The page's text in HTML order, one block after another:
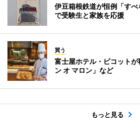
伊豆箱根鉄道が恒例「す
で受験生と家族を応援
買う
富士屋ホテル・ピコット
ン オ マロン」など
もっと見る